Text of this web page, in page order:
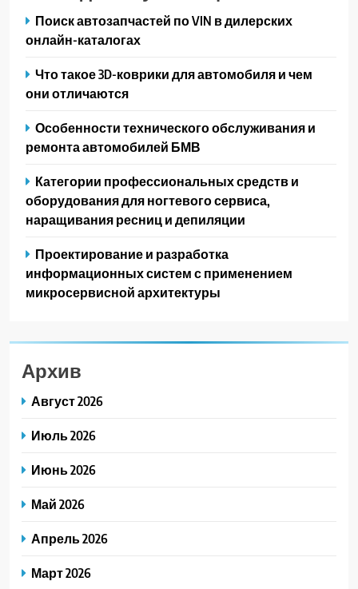
Поиск автозапчастей по VIN в дилерских
онлайн-каталогах
Что такое 3D-коврики для автомобиля и чем
они отличаются
Особенности технического обслуживания и
ремонта автомобилей БМВ
Категории профессиональных средств и
оборудования для ногтевого сервиса,
наращивания ресниц и депиляции
Проектирование и разработка
информационных систем с применением
микросервисной архитектуры
Архив
Август 2026
Июль 2026
Июнь 2026
Май 2026
Апрель 2026
Март 2026